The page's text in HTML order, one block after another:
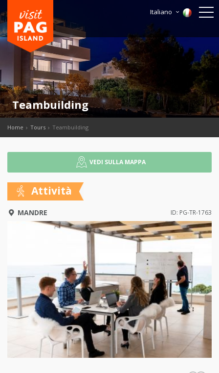
Italiano
Teambuilding
Home Tours Teambuilding
VEDI SULLA MAPPA
Attività
MANDRE ID: PG-TR-1763